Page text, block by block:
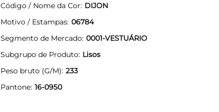
Código / Nome da Cor DIJON
Motivo / Estampas 06784
Segmento de Mercado 0001-VESTUÁRIO
Subgrupo de Produto Lisos
Peso bruto (G/M) 233
Pantone 16-0950